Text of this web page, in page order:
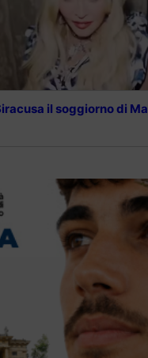
il soggiorno di